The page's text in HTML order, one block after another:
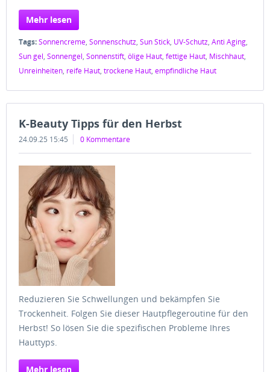
Mehr lesen
Tags:Sonnencreme, Sonnenschutz, Sun Stick, UV-Schutz, Anti Aging,
Sun gel, Sonnengel, Sonnenstift, ölige Haut, fettige Haut, Mischhaut,
Unreinheiten, reife Haut, trockene Haut, empfindliche Haut
K-Beauty Tipps für den Herbst
24.09.25 15:45 0 Kommentare
Reduzieren Sie Schwellungen und bekämpfen Sie
Trockenheit. Folgen Sie dieser Hautpflegeroutine für den
Herbst! So lösen Sie die spezifischen Probleme Ihres
Hauttyps.
Mehr lesen